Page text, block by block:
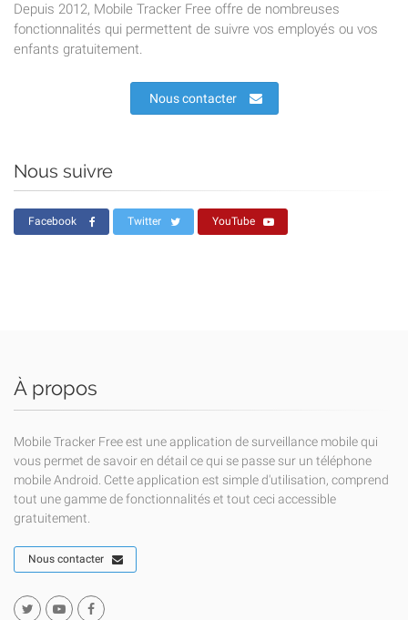
Depuis 2012, Mobile Tracker Free offre de nombreuses
fonctionnalités qui permettent de suivre vos employés ou vos
enfants gratuitement.
Nous contacter
Nous suivre
Facebook Twitter YouTube
À propos
Mobile Tracker Free est une application de surveillance mobile qui
vous permet de savoir en détail ce qui se passe sur un téléphone
mobile Android. Cette application est simple d'utilisation, comprend
tout une gamme de fonctionnalités et tout ceci accessible
gratuitement.
Nous contacter